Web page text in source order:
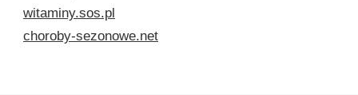
witaminy.sos.pl
choroby-sezonowe.net